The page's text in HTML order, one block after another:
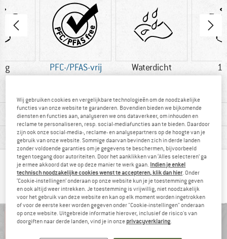
g PFC-/PFAS-vrij Waterdicht
MATERIAALGEGEVENS & KENMERKEN
PRODUCTBESCHRIJVING
BERGVRIENDEN DIE DIT BEKEKEN HEBBEN,
KEKEN OOK NAAR
Wij gebruiken cookies en vergelijkbare technologieën om de noodzakelijke
functies van onze website te garanderen. Bovendien bieden we bijkomende
diensten en functies aan, analyseren we ons dataverkeer, om inhouden en
reclame te personaliseren, resp. social-mediafuncties aan te bieden. Daardoor
zijn ook onze social-media-, reclame- en analysepartners op de hoogte van je
gebruik van onze website. Sommige daarvan bevinden zich in derde landen
zonder voldoende garanties om je gegevens te beschermen, bijvoorbeeld
tegen toegang door autoriteiten. Door het aanklikken van ‘Alles selecteren’ ga
je ermee akkoord dat we op deze manier te werk gaan. Indien je enkel
technisch noodzakelijke cookies wenst te accepteren, klik dan hier. Onder
‘Cookie-instellingen’ onderaan op onze website kun je je toestemming geven
en ook altijd weer intrekken. Je toestemming is vrijwillig, niet noodzakelijk
voor het gebruik van deze website en kan op elk moment worden ingetrokken
of voor de eerste keer worden gegeven onder "Cookie-instellingen" onderaan
op onze website. Uitgebreide informatie hierover, inclusief de risico's van
doorgiften naar derde landen, vind je in onze privacyverklaring.